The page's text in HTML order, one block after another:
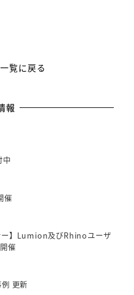
覧に戻る
報
中
催
ー】Lumion及びRhinoユーザ
催
更新